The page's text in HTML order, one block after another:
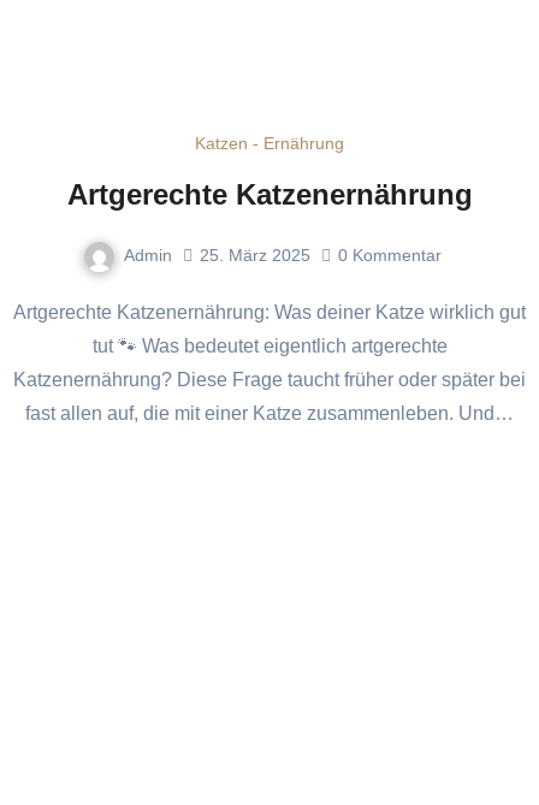
Katzen - Ernährung
Artgerechte Katzenernährung
Admin 25. März 2025 0 Kommentar
Artgerechte Katzenernährung: Was deiner Katze wirklich gut
tut 🐾 Was bedeutet eigentlich artgerechte
Katzenernährung? Diese Frage taucht früher oder später bei
fast allen auf, die mit einer Katze zusammenleben. Und…